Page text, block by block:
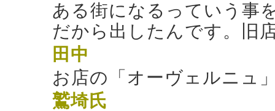
ある街になるっていう事
だから出したんです。旧
田中
お店の「オーヴェルニュ
鷲埼氏